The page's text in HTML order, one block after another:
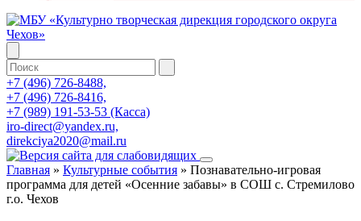
+7 (496) 726-8488,
+7 (496) 726-8416,
+7 (989) 191-53-53 (Касса)
iro-direct@yandex.ru,
direkciya2020@mail.ru
Главная » Культурные события » Познавательно-игровая
программа для детей «Осенние забавы» в СОШ с. Стремилово
г.о. Чехов